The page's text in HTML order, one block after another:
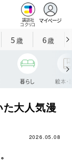
講談社
コクリコ
マイページ
5歳 6歳
暮らし 絵本・
大人気漫
2026.05.08